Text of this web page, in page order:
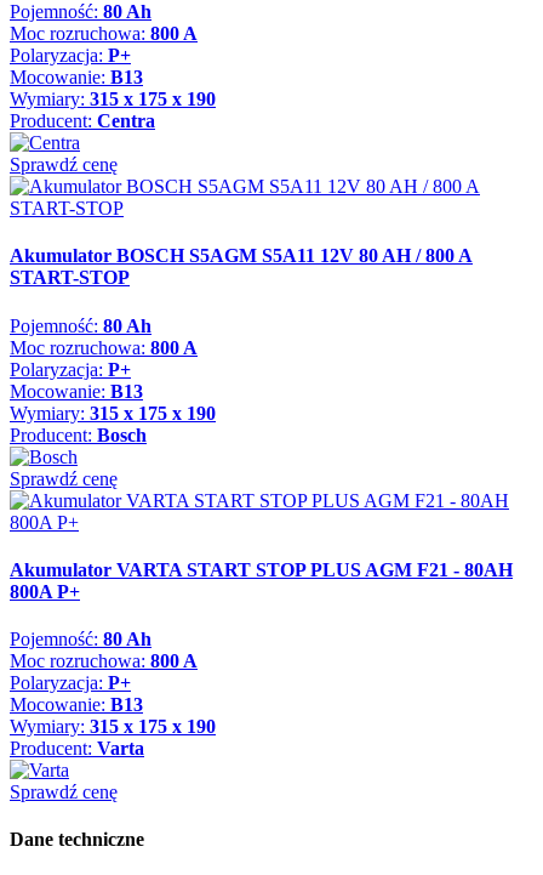
Pojemność: 80 Ah
Moc rozruchowa: 800 A
Polaryzacja: P+
Mocowanie: B13
Wymiary: 315 x 175 x 190
Producent: Centra
Sprawdź cenę
Akumulator BOSCH S5AGM S5A11 12V 80 AH / 800 A
START-STOP
Pojemność: 80 Ah
Moc rozruchowa: 800 A
Polaryzacja: P+
Mocowanie: B13
Wymiary: 315 x 175 x 190
Producent: Bosch
Sprawdź cenę
Akumulator VARTA START STOP PLUS AGM F21 - 80AH
800A P+
Pojemność: 80 Ah
Moc rozruchowa: 800 A
Polaryzacja: P+
Mocowanie: B13
Wymiary: 315 x 175 x 190
Producent: Varta
Sprawdź cenę
Dane techniczne